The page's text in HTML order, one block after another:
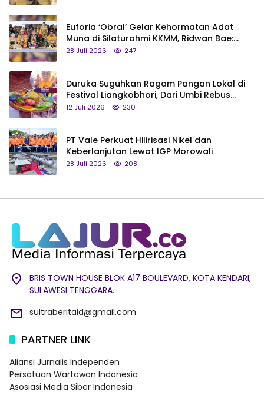
Euforia ‘Obral’ Gelar Kehormatan Adat
Muna di Silaturahmi KKMM, Ridwan Bae:
Saya Bukan Tipe Begitu, Belum Pantas!
28 Juli 2026 247
Duruka Suguhkan Ragam Pangan Lokal di
Festival Liangkobhori, Dari Umbi Rebus
hingga Tumpeng Beras Muna
12 Juli 2026 230
PT Vale Perkuat Hilirisasi Nikel dan
Keberlanjutan Lewat IGP Morowali
28 Juli 2026 208
BRIS TOWN HOUSE BLOK A17 BOULEVARD, KOTA KENDARI,
SULAWESI TENGGARA.
sultraberitaid@gmail.com
PARTNER LINK
Aliansi Jurnalis Independen
Persatuan Wartawan Indonesia
Asosiasi Media Siber Indonesia